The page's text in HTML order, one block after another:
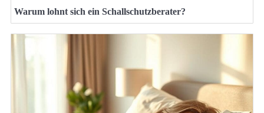
Warum lohnt sich ein Schallschutzberater?